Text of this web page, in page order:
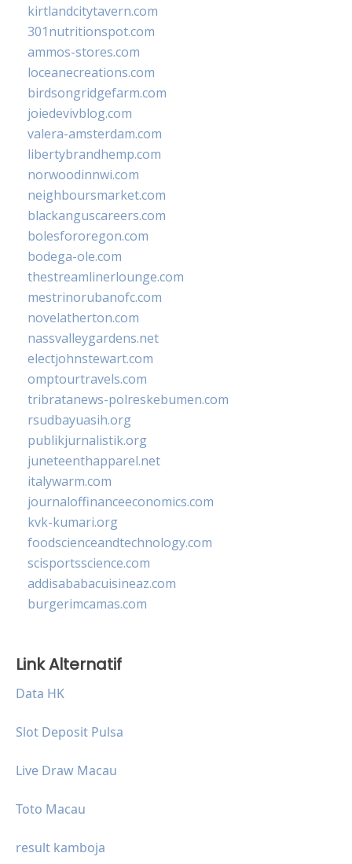
kirtlandcitytavern.com
301nutritionspot.com
ammos-stores.com
loceanecreations.com
birdsongridgefarm.com
joiedevivblog.com
valera-amsterdam.com
libertybrandhemp.com
norwoodinnwi.com
neighboursmarket.com
blackanguscareers.com
bolesfororegon.com
bodega-ole.com
thestreamlinerlounge.com
mestrinorubanofc.com
novelatherton.com
nassvalleygardens.net
electjohnstewart.com
omptourtravels.com
tribratanews-polreskebumen.com
rsudbayuasih.org
publikjurnalistik.org
juneteenthapparel.net
italywarm.com
journaloffinanceeconomics.com
kvk-kumari.org
foodscienceandtechnology.com
scisportsscience.com
addisababacuisineaz.com
burgerimcamas.com
Link Alternatif
Data HK
Slot Deposit Pulsa
Live Draw Macau
Toto Macau
result kamboja